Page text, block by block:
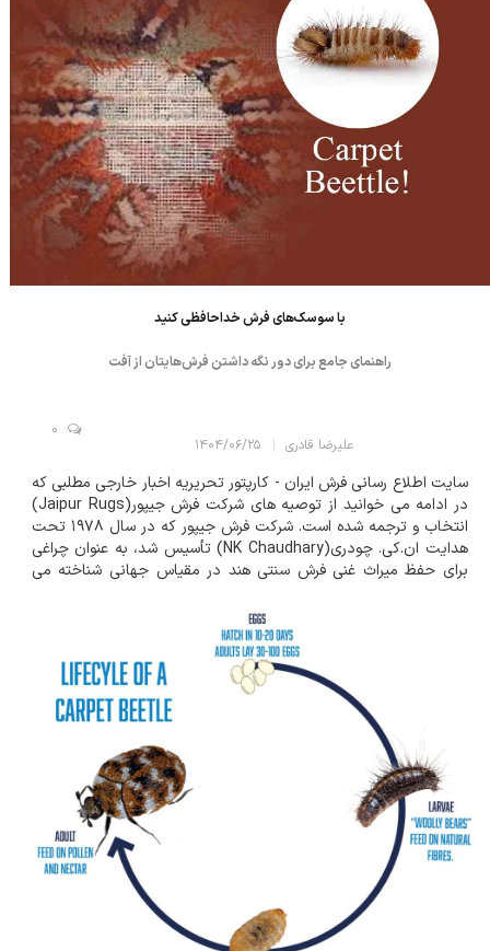
با سوسک‌های فرش خداحافظی کنید
راهنمای جامع برای دور نگه داشتن فرش‌هایتان از آفت
علیرضا قادری ۱۴۰۴/۰۶/۲۵
0
سایت اطلاع رسانی فرش ایران - کارپتور تحریریه اخبار خارجی مطلبی که
در ادامه می خوانید از توصیه های شرکت فرش جیپور(Jaipur Rugs)
انتخاب و ترجمه شده است. شرکت فرش جیپور که در سال ۱۹۷۸ تحت
هدایت ان.کی. چودری(NK Chaudhary) تأسیس شد، به عنوان چراغی
برای حفظ میراث غنی فرش سنتی هند در مقیاس جهانی شناخته می